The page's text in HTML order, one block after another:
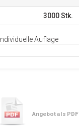
3000Stk.
Individuelle Auflage
Angebot als PDF